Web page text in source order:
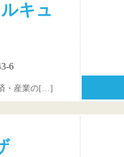
キュ
6
・産業の[…]